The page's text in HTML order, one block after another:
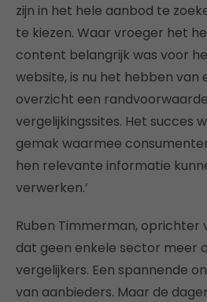
zijn in het hele aanbod te
te kiezen. Waar vroeger het
content belangrijk was voor
website, is nu het hebben van
overzicht een
vergelijkingssites. Het succes
gemak waarmee
hen relevante informatie
verwerken.’
Ruben Timmerman, oprichter
dat geen enkele sector meer
vergelijkers. Een spannende
van aanbieders. Maar de